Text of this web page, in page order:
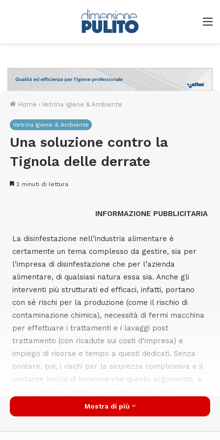
Home › Vetrina Igiene & Ambiente
Vetrina Igiene & Ambiente
Una soluzione contro la
Tignola delle derrate
2 minuti di lettura
INFORMAZIONE PUBBLICITARIA
La disinfestazione nell’industria alimentare è
certamente un tema complesso da gestire, sia per
l’impresa di disinfestazione che per l’azienda
alimentare, di qualsiasi natura essa sia. Anche gli
interventi più strutturati ed efficaci, infatti, portano
con sé rischi per la produzione (come il rischio di
contaminazione chimica), necessità di fermi macchina
per effettuare i trattamenti e i lavaggi post
trattamento (con ricadute sui costi d’impresa) e
impiego di risorse e tempo a questi dedicati. Senza
contare, poi, i rischi per la sicurezza complessiva e il
costante livello di tensione che questo argomento, e
Oggi, però, esiste una soluzione:
semplice, veloce, e di massima efficacia. Uno
strumento che promette nuovi livelli di gestione e
Mostra di più